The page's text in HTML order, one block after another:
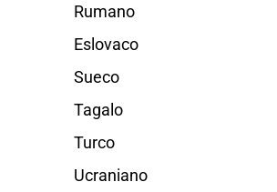
Rumano
Eslovaco
Sueco
Tagalo
Turco
Ucraniano